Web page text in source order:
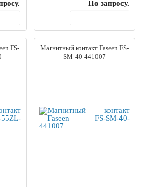
По запросу.
FS-
Магнитный контакт Faseen FS-
SM-40-441007